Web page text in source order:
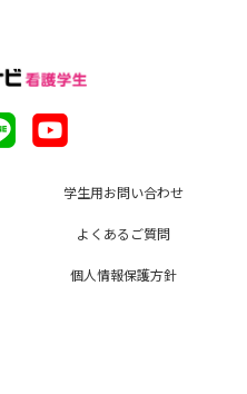
学生用お問い合わせ
よくあるご質問
個人情報保護方針